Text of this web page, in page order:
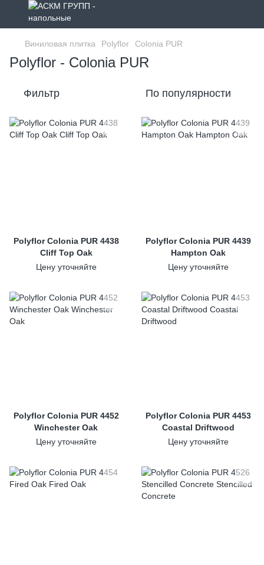
Виниловая плитка Polyflor Colonia PUR
Polyflor - Colonia PUR
Фильтр По популярности
Polyflor Colonia PUR 4438
Cliff Top Oak
Цену уточняйте
Polyflor Colonia PUR 4439
Hampton Oak
Цену уточняйте
Polyflor Colonia PUR 4452
Winchester Oak
Цену уточняйте
Polyflor Colonia PUR 4453
Coastal Driftwood
Цену уточняйте